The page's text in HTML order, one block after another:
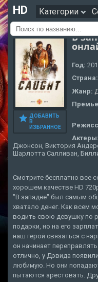
HD Категории
ДОБАВИТЬ
В
ИЗБРАННОЕ
В
Год:
Страна:
Жанр:
Актеры:
Джонсон, Виктория
Шарлотта Салливан,
Смотрите бесплатно все
хорошем качестве HD
"В западне" был самым
хватало денег. Как всем
водить свою девушку по
подарки, но на его
наш герой связаться с
он начинает
отлично, у Дэвида
любимую. Но они
пытаются арестовать.